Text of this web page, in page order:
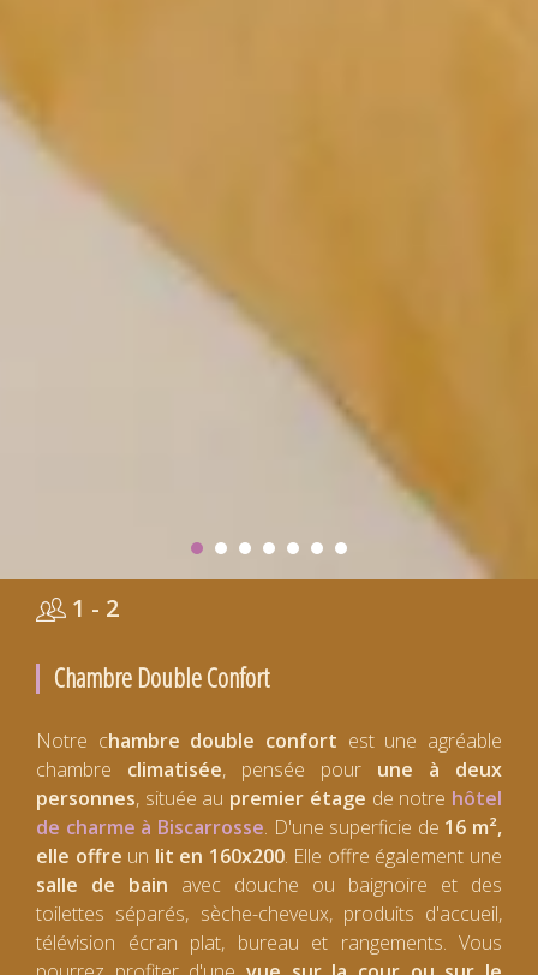
Chambre Double Confort
1 - 2
Notre chambre double confort est une agréable
chambre climatisée, pensée pour une à deux
personnes, située au premier étage de notre hôtel
de charme à Biscarrosse. D'une superficie de 16 m²,
elle offre un lit en 160x200. Elle offre également une
salle de bain avec douche ou baignoire et des
toilettes séparés, sèche-cheveux, produits d'accueil,
télévision écran plat, bureau et rangements. Vous